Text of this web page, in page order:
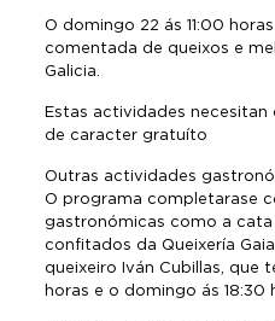
O domingo 22 ás 11:00
comentada de queixos e
Galicia.
Estas actividades necesitan
de caracter gratuíto
Outras actividades
O programa completarase
gastronómicas como a
confitados da Queixería
queixeiro Iván Cubillas, que
horas e o domingo ás